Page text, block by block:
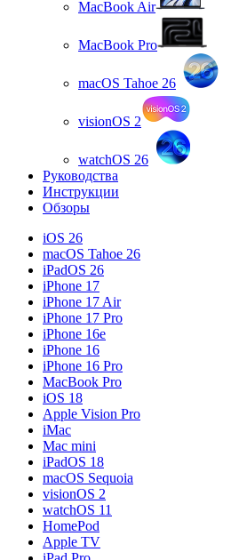
MacBook Air
MacBook Pro
macOS Tahoe 26
visionOS 2
watchOS 26
Руководства
Инструкции
Обзоры
iOS 26
macOS Tahoe 26
iPadOS 26
iPhone 17
iPhone 17 Air
iPhone 17 Pro
iPhone 16e
iPhone 16
iPhone 16 Pro
MacBook Pro
iOS 18
Apple Vision Pro
iMac
Mac mini
iPadOS 18
macOS Sequoia
visionOS 2
watchOS 11
HomePod
Apple TV